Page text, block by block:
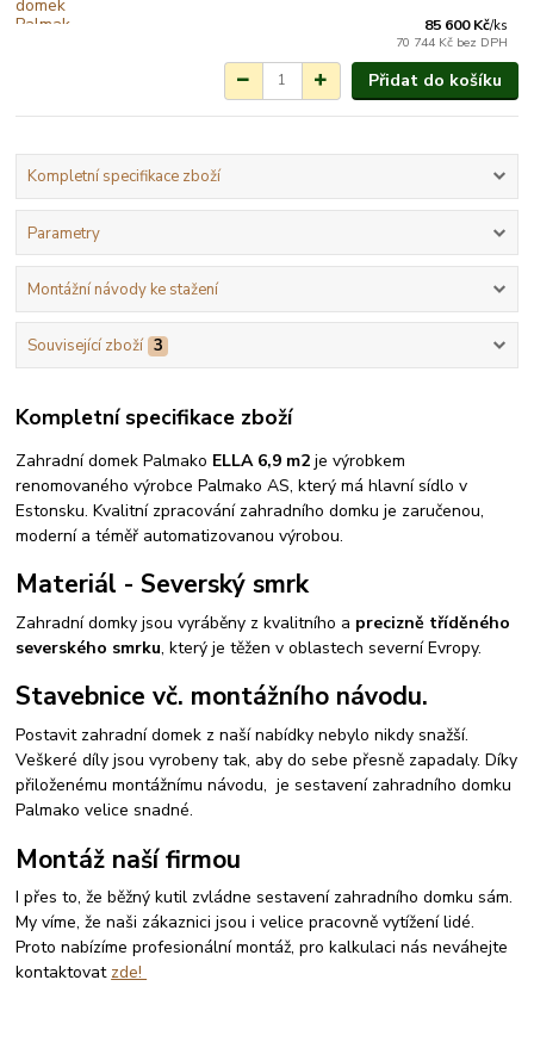
85 600 Kč/ks
70 744 Kč bez DPH
Přidat do košíku
Kompletní specifikace zboží
Parametry
Montážní návody ke stažení
Související zboží 3
Kompletní specifikace zboží
Zahradní domek Palmako ELLA 6,9 m2je výrobkem
renomovaného výrobce Palmako AS, který má hlavní sídlo v
Estonsku. Kvalitní zpracování zahradního domku je zaručenou,
moderní a téměř automatizovanou výrobou.
Materiál - Severský smrk
Zahradní domky jsou vyráběny z kvalitního a precizně tříděného
severského smrku, který je těžen v oblastech severní Evropy.
Stavebnice vč. montážního návodu.
Postavit zahradní domek z naší nabídky nebylo nikdy snažší.
Veškeré díly jsou vyrobeny tak, aby do sebe přesně zapadaly. Díky
přiloženému montážnímu návodu, je sestavení zahradního domku
Palmako velice snadné.
Montáž naší firmou
I přes to, že běžný kutil zvládne sestavení zahradního domku sám.
My víme, že naši zákaznici jsou i velice pracovně vytížení lidé.
Proto nabízíme profesionální montáž, pro kalkulaci nás neváhejte
kontaktovat zde!